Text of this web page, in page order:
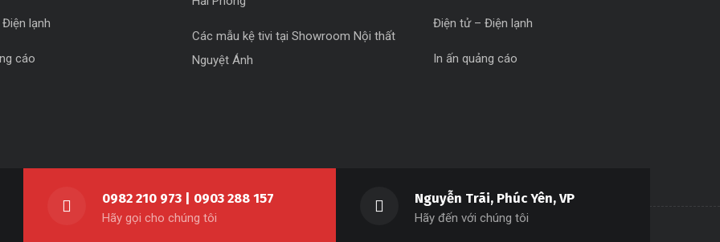
lạnh
cáo
Các mẫu kệ tivi tại Showroom Nội thất
Nguyệt Ánh
Điện tử – Điện lạnh
In ấn quảng cáo
0982 210 973 | 0903 288 157
Hãy gọi cho chúng tôi
Nguyễn Trãi, Phúc Yên, VP
Hãy đến với chúng tôi